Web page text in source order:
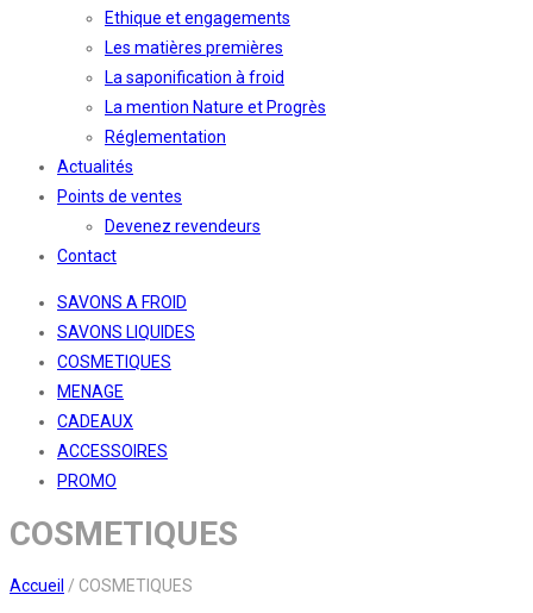
Ethique et engagements
Les matières premières
La saponification à froid
La mention Nature et Progrès
Réglementation
Actualités
Points de ventes
Devenez revendeurs
Contact
SAVONS A FROID
SAVONS LIQUIDES
COSMETIQUES
MENAGE
CADEAUX
ACCESSOIRES
PROMO
COSMETIQUES
Accueil / COSMETIQUES